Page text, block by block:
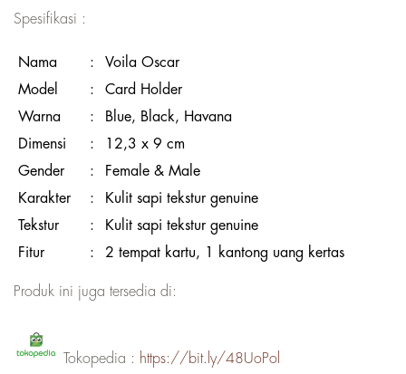
Spesifikasi :
Nama :
Voila Oscar
Model
:
Card Holder
Warna
:
Blue, Black, Havana
Dimensi
:
12,3 x 9 cm
Gender
:
Female & Male
Karakter
:
Kulit sapi tekstur genuine
Tekstur
:
Kulit sapi tekstur genuine
Fitur
: 2 tempat kartu, 1 kantong uang kertas
Produk ini juga tersedia di:
Tokopedia : https://bit.ly/48UoPol